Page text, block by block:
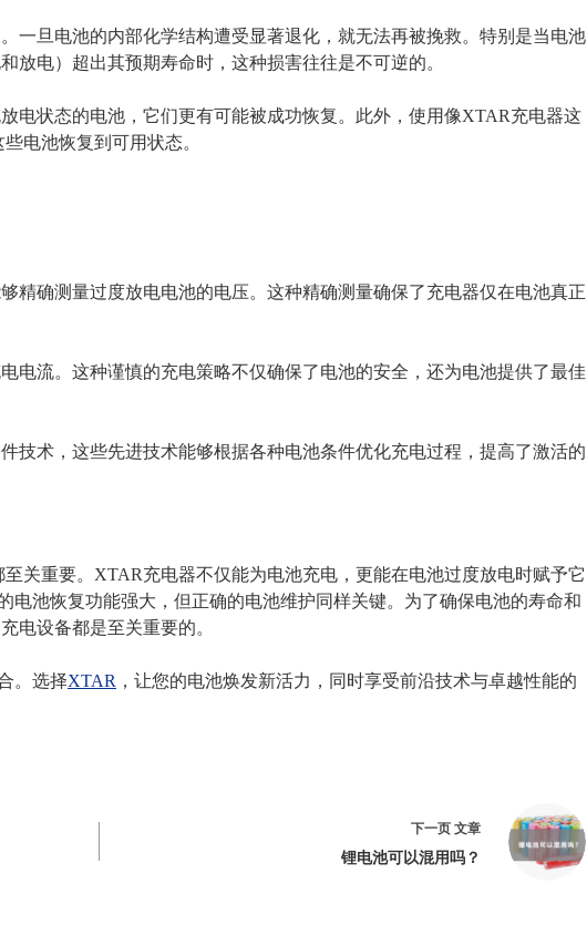
一旦电池的内部化学结构遭受显著退化，就无法再被挽救。特别是当电池
放电）超出其预期寿命时，这种损害往往是不可逆的。
电状态的电池，它们更有可能被成功恢复。此外，使用像XTAR充电器这
电池恢复到可用状态。
精确测量过度放电电池的电压。这种精确测量确保了充电器仅在电池真正
电流。这种谨慎的充电策略不仅确保了电池的安全，还为电池提供了最佳
技术，这些先进技术能够根据各种电池条件优化充电过程，提高了激活的
关重要。XTAR充电器不仅能为电池充电，更能在电池过度放电时赋予它
电池恢复功能强大，但正确的电池维护同样关键。为了确保电池的寿命和
电设备都是至关重要的。
。选择XTAR ，让您的电池焕发新活力，同时享受前沿技术与卓越性能的
下一页 文章
锂电池可以混用吗？